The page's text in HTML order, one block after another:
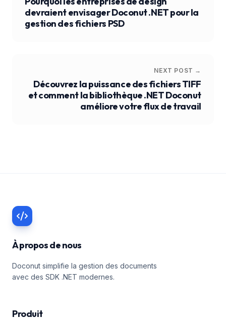
devraient envisager Doconut .NET pour la
gestion des fichiers PSD
NEXT POST →
Découvrez la puissance des fichiers TIFF
et comment la bibliothèque .NET Doconut
améliore votre flux de travail
À propos de nous
Doconut simplifie la gestion des documents
avec des SDK .NET modernes.
Produit